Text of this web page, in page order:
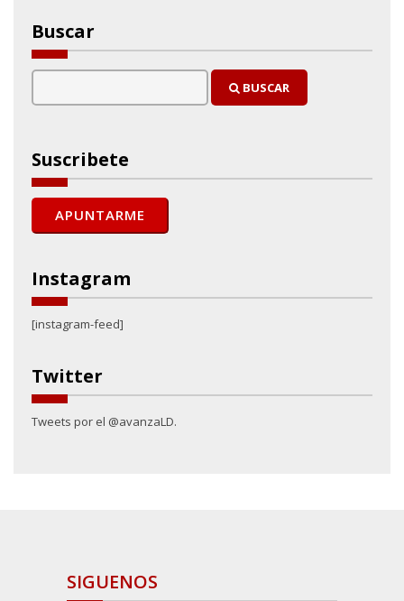
Buscar
BUSCAR
Suscribete
Instagram
[instagram-feed]
Twitter
Tweets por el @avanzaLD.
SIGUENOS